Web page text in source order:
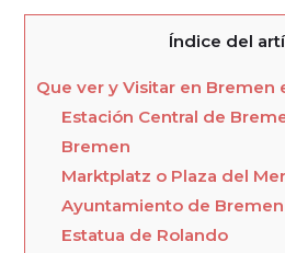
Índice del
Que ver y Visitar en Bremen
Estación Central de
Bremen
Marktplatz o Plaza del
Ayuntamiento de Bremen
Estatua de Rolando